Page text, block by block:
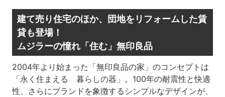
建て売り住宅のほか、団地をリフォームした賃
貸も登場！
ムジラーの憧れ「住む」無印良品
2004年より始まった「無印良品の家」のコンセプトは
「永く住まえる 暮らしの器」。100年の耐震性と快適
性、さらにブランドを象徴するシンプルなデザインが、